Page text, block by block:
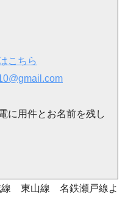
こちら
に用件とお名前を残し
東山線 名鉄瀬戸線よ